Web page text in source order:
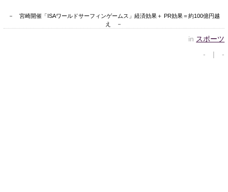
－ 宮崎開催「ISAワールドサーフィンゲームス」経済効果＋ PR効果＝約100億円越
え －
in スポーツ
- | -